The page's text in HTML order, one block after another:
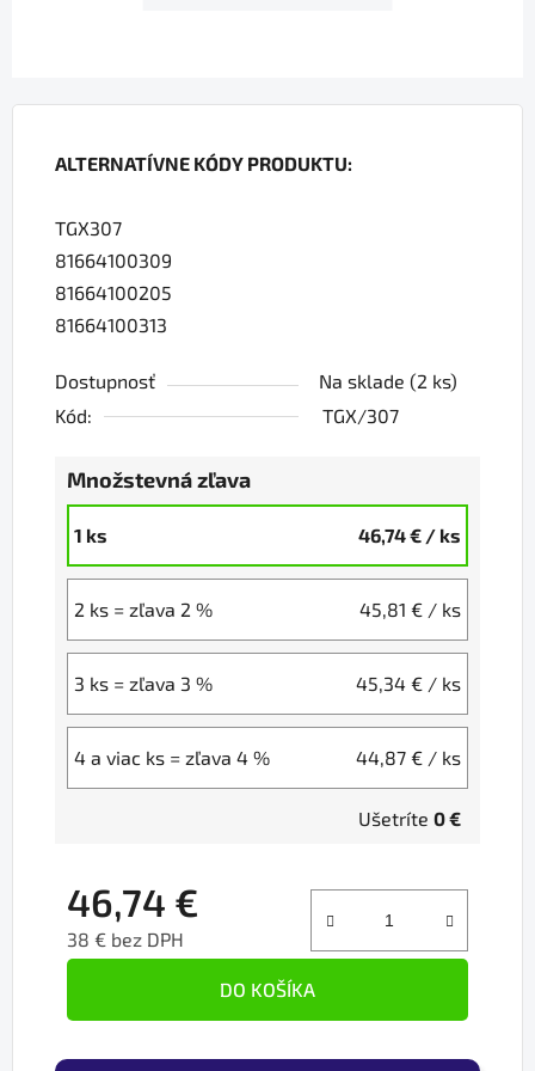
ALTERNATÍVNE KÓDY PRODUKTU:
TGX307
81664100309
81664100205
81664100313
Dostupnosť Na sklade (2 ks)
Kód:
TGX/307
Množstevná zľava
1 ks 46,74 € / ks
2 ks = zľava 2 % 45,81 € / ks
3 ks = zľava 3 % 45,34 € / ks
4 a viac ks = zľava 4 % 44,87 € / ks
Ušetríte 0 €
46,74 €
38 € bez DPH
DO KOŠÍKA